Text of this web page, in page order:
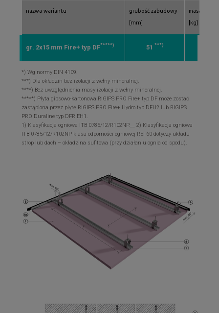
nazwa wariantu grubość zabudowy
[mm]
masa
[kg]
gr. 2x15 mm Fire+ typ DF*****) 51 ***)
*) Wg normy DIN 4109.
***) Dla okładzin bez izolacji z wełny mineralnej.
****) Bez uwzględnienia masy izolacji z wełny mineralnej.
*****) Płyta gipsowo-kartonowa RIGIPS PRO Fire+ typ DF może zostać
zastąpiona przez płytę RIGIPS PRO Fire+ Hydro typ DFH2 lub RIGIPS
PRO Duraline typ DFRIEH1.
1) Klasyfikacja ogniowa ITB 0785/12/R102NP.__ 2) Klasyfikacja ogniowa
ITB 0785/12/R102NP klasa odporności ogniowej REI 60 dotyczy układu
strop lub dach – okładzina sufitowa (przy działaniu ognia od spodu).